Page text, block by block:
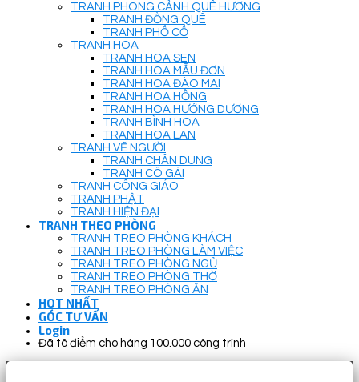
TRANH PHONG CẢNH QUÊ HƯƠNG
TRANH ĐỒNG QUÊ
TRANH PHỐ CỔ
TRANH HOA
TRANH HOA SEN
TRANH HOA MẪU ĐƠN
TRANH HOA ĐÀO MAI
TRANH HOA HỒNG
TRANH HOA HƯỚNG DƯƠNG
TRANH BÌNH HOA
TRANH HOA LAN
TRANH VẼ NGƯỜI
TRANH CHÂN DUNG
TRANH CÔ GÁI
TRANH CÔNG GIÁO
TRANH PHẬT
TRANH HIỆN ĐẠI
TRANH THEO PHÒNG
TRANH TREO PHÒNG KHÁCH
TRANH TREO PHÒNG LÀM VIỆC
TRANH TREO PHÒNG NGỦ
TRANH TREO PHÒNG THỜ
TRANH TREO PHÒNG ĂN
HOT NHẤT
GÓC TƯ VẤN
Login
Đã tô điểm cho hàng 100.000 công trình